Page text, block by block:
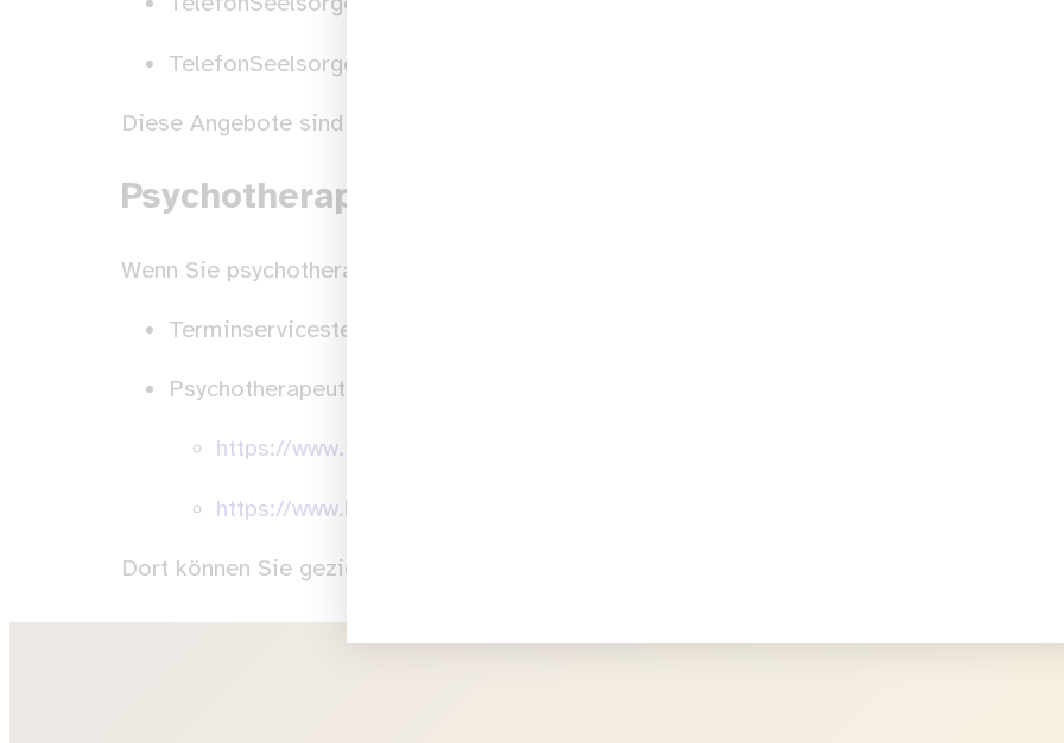
TelefonSeelsorge online:
Diese Angebote sind rund um die Uhr erreichbar und anonym.
Psychotherapeutische Unterstützung
Wenn Sie psychotherapeutische Unterstützung suchen, können Sie sich an folgende
Terminservicestelle der Kassenärztlichen Vereinigung:
Psychotherapeutensuche:
https://www.therapie.de
https://www.kbv.de
Dort können Sie gezielt nach Therapeut*innen in Ihrer Nähe suchen.